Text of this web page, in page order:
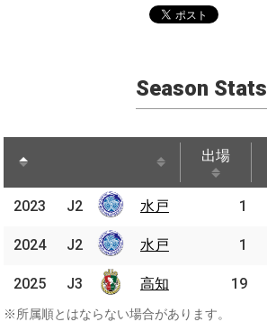
Season Stats
出場
2023 水戸 1
2024 水戸 1
2025 高知 19
2023 J2 水戸
2024 J2 水戸
2025 J3 高知
※所属順とはならない場合があります。